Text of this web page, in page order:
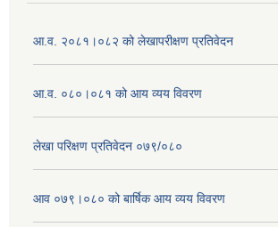
आ.व. २०८१।०८२ को लेखापरीक्षण प्रतिवेदन
आ.व. ०८०।०८१ को आय व्यय विवरण
लेखा परिक्षण प्रतिवेदन ०७९/०८०
आव ०७९।०८० को बार्षिक आय व्यय विवरण